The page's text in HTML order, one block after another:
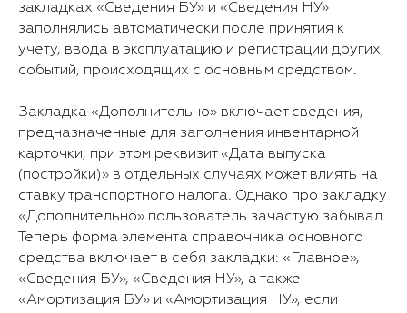
закладках «Сведения БУ» и «Сведения НУ»
заполнялись автоматически после принятия к
учету, ввода в эксплуатацию и регистрации других
событий, происходящих с основным средством.
Закладка «Дополнительно» включает сведения,
предназначенные для заполнения инвентарной
карточки, при этом реквизит «Дата выпуска
(постройки)» в отдельных случаях может влиять на
ставку транспортного налога. Однако про закладку
«Дополнительно» пользователь зачастую забывал.
Теперь форма элемента справочника основного
средства включает в себя закладки: «Главное»,
«Сведения БУ», «Сведения НУ», а также
«Амортизация БУ» и «Амортизация НУ», если